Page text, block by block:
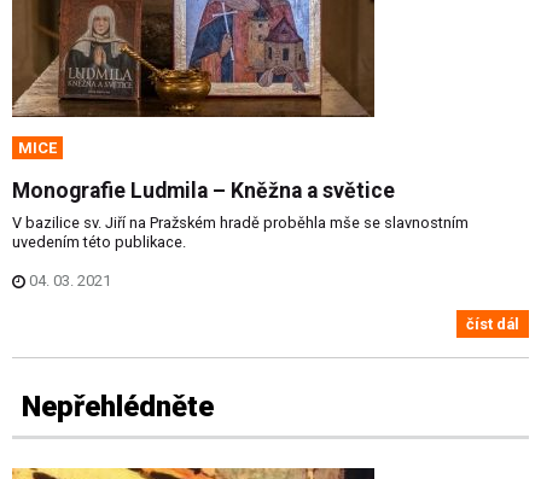
MICE
Monografie Ludmila – Kněžna a světice
V bazilice sv. Jiří na Pražském hradě proběhla mše se slavnostním
uvedením této publikace.
04. 03. 2021
číst dál
Nepřehlédněte